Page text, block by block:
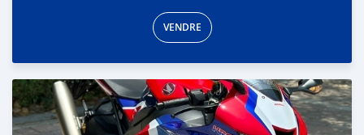
VENDRE